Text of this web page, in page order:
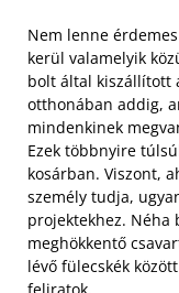
Nem lenne
kerül valamelyik
bolt által kiszállított
otthonában addig,
mindenkinek
Ezek többnyire
kosárban. Viszont,
személy tudja,
projektekhez. Néha
meghökkentő
lévő fülecskék
feliratok.